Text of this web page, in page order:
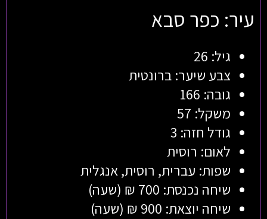
עיר: כפר סבא
גיל: 26
צבע שיער: ברונטית
גובה: 166
משקל: 57
גודל חזה: 3
לאום: רוסית
שפות: עברית, רוסית, אנגלית
שיחה נכנסת: 700 ₪ (שעה)
שיחה יוצאת: 900 ₪ (שעה)